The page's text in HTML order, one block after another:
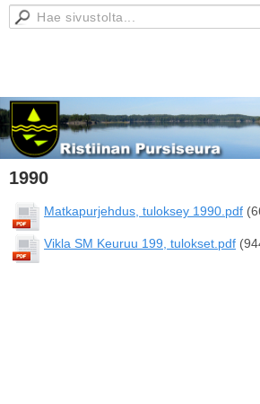
1990
Matkapurjehdus, tuloksey 1990.pdf
Vikla SM Keuruu 199, tulokset.pdf